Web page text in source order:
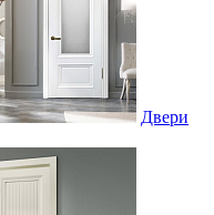
Двери